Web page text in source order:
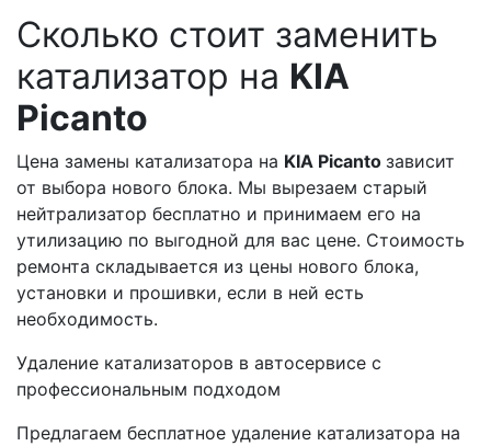
Сколько стоит заменить
катализатор на KIA
Picanto
Цена замены катализатора на KIA Picanto зависит
от выбора нового блока. Мы вырезаем старый
нейтрализатор бесплатно и принимаем его на
утилизацию по выгодной для вас цене. Стоимость
ремонта складывается из цены нового блока,
установки и прошивки, если в ней есть
необходимость.
Удаление катализаторов в автосервисе с
профессиональным подходом
Предлагаем бесплатное удаление катализатора на